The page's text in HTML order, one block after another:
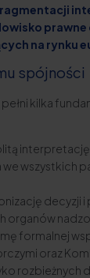
na rynku
spójności
kilka
wszystkich
decyzji i
organów
formalnej
oraz
rozbieżnych